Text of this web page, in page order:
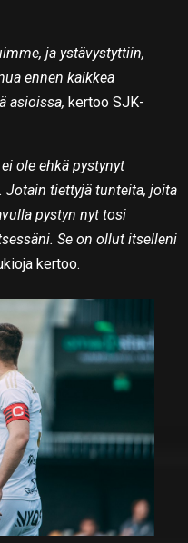
ja ystävystyttiin,
ennen kaikkea
asioissa, kertoo SJK-
ole ehkä pystynyt
Jotain tiettyjä tunteita, joita
pystyn nyt tosi
Se on ollut itselleni
kertoo.